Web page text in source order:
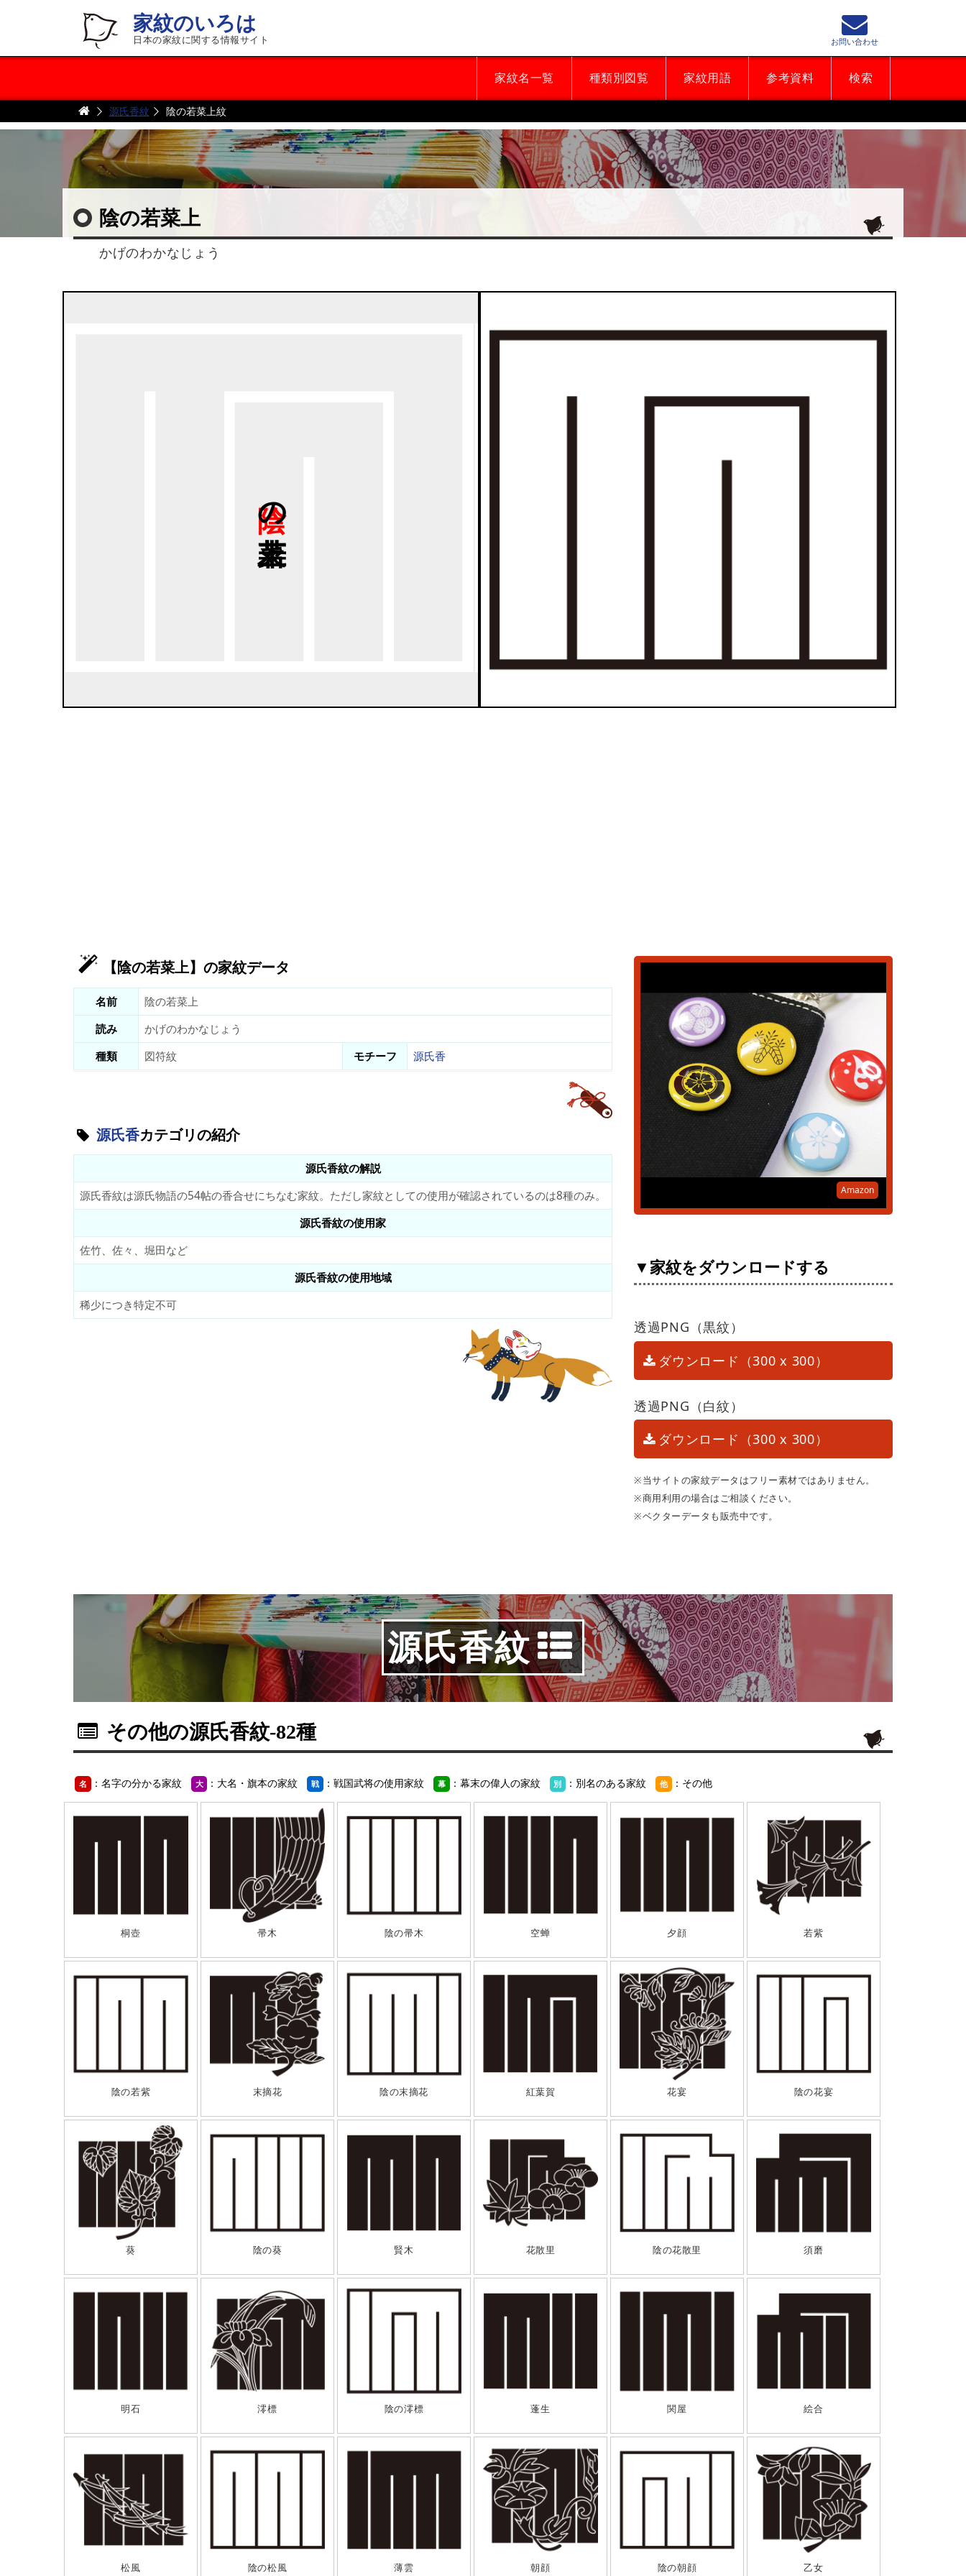
家紋のいろは
日本の家紋に関する情報サイト
家紋名一覧 種類別図覧 家紋用語 参考資料 検索
お問い合わせ
源氏香紋 陰の若菜上紋
陰の若菜上
かげのわかなじょう
若菜上
【陰の若菜上】の家紋データ
名前
陰の若菜上
読み
かげのわかなじょう
種類
図符紋 モチーフ 源氏香
源氏香カテゴリの紹介
源氏香紋の解説
源氏香紋は源氏物語の54帖の香合せにちなむ家紋。ただし家紋としての使用が確認されているのは8種のみ。
源氏香紋の使用家
佐竹、佐々、堀田など
源氏香紋の使用地域
稀少につき特定不可
Amazon
▼家紋をダウンロードする
透過PNG（黒紋）
ダウンロード（300 x 300）
透過PNG（白紋）
ダウンロード（300 x 300）
※当サイトの家紋データはフリー素材ではありません。
※商用利用の場合はご相談ください。
※ベクターデータも販売中です。
源氏香紋
その他の源氏香紋-82種
名 ：名字の分かる家紋 大 ：大名・旗本の家紋 戦 ：戦国武将の使用家紋 幕 ：幕末の偉人の家紋 別 ：別名のある家紋 他 ：その他
桐壺 帚木 陰の帚木 空蝉 夕顔 若紫
陰の若紫 末摘花 陰の末摘花 紅葉賀 花宴 陰の花宴
葵 陰の葵 賢木 花散里 陰の花散里 須磨
明石 澪標 陰の澪標 蓬生 関屋 絵合
松風 陰の松風 薄雲 朝顔 陰の朝顔 乙女